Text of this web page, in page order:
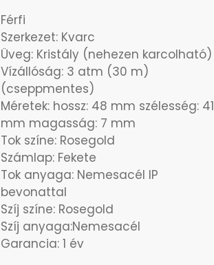
Férfi
Szerkezet: Kvarc
Üveg: Kristály (nehezen karcolható)
Vízállóság: 3 atm (30 m)
(cseppmentes)
Méretek: hossz: 48 mm szélesség: 41
mm magasság: 7 mm
Tok színe: Rosegold
Számlap: Fekete
Tok anyaga: Nemesacél IP
bevonattal
Szíj színe: Rosegold
Szíj anyaga:Nemesacél
Garancia: 1 év